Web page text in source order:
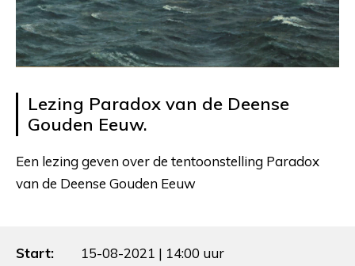
Lezing Paradox van de Deense
Gouden Eeuw.
Een lezing geven over de tentoonstelling Paradox
van de Deense Gouden Eeuw
Start:
15-08-2021 | 14:00 uur